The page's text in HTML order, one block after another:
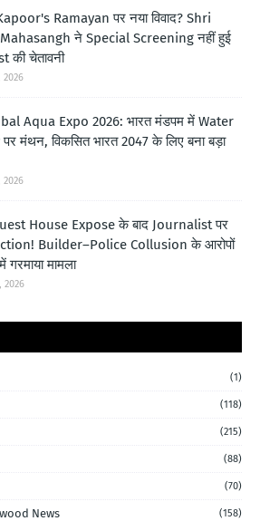
Ramayan पर नया विवाद? Shri
ने Special Screening नहीं हुई
की चेतावनी
2026
Aqua Expo 2026: भारत मंडपम में Water
मंथन, विकसित भारत 2047 के लिए बना बड़ा
2026
House Expose के बाद Journalist पर
Builder–Police Collusion के आरोपों
मामला
2026
(1)
(118)
(215)
(88)
(70)
News (158)